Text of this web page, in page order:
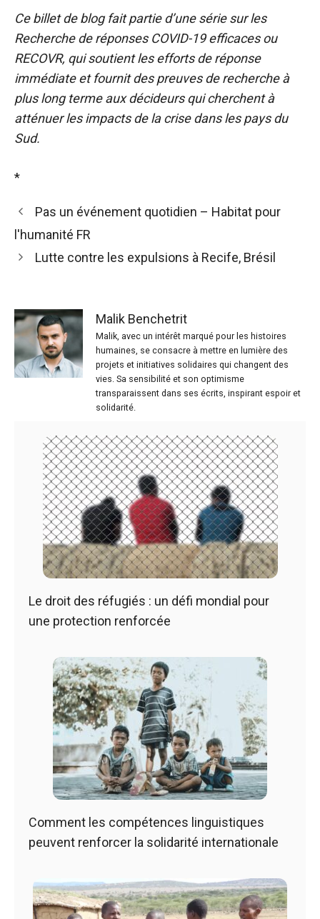
Ce billet de blog fait partie d’une série sur les
Recherche de réponses COVID-19 efficacesou
RECOVR, qui soutient les efforts de réponse
immédiate et fournit des preuves de recherche à
plus long terme aux décideurs qui cherchent à
atténuer les impacts de la crise dans les pays du
Sud.
*
Pas un événement quotidien – Habitat pour
l'humanité FR
Lutte contre les expulsions à Recife, Brésil
Malik Benchetrit
Malik, avec un intérêt marqué pour les histoires
humaines, se consacre à mettre en lumière des
projets et initiatives solidaires qui changent des
vies. Sa sensibilité et son optimisme
transparaissent dans ses écrits, inspirant espoir et
solidarité.
Le droit des réfugiés : un défi mondial pour
une protection renforcée
Comment les compétences linguistiques
peuvent renforcer la solidarité internationale